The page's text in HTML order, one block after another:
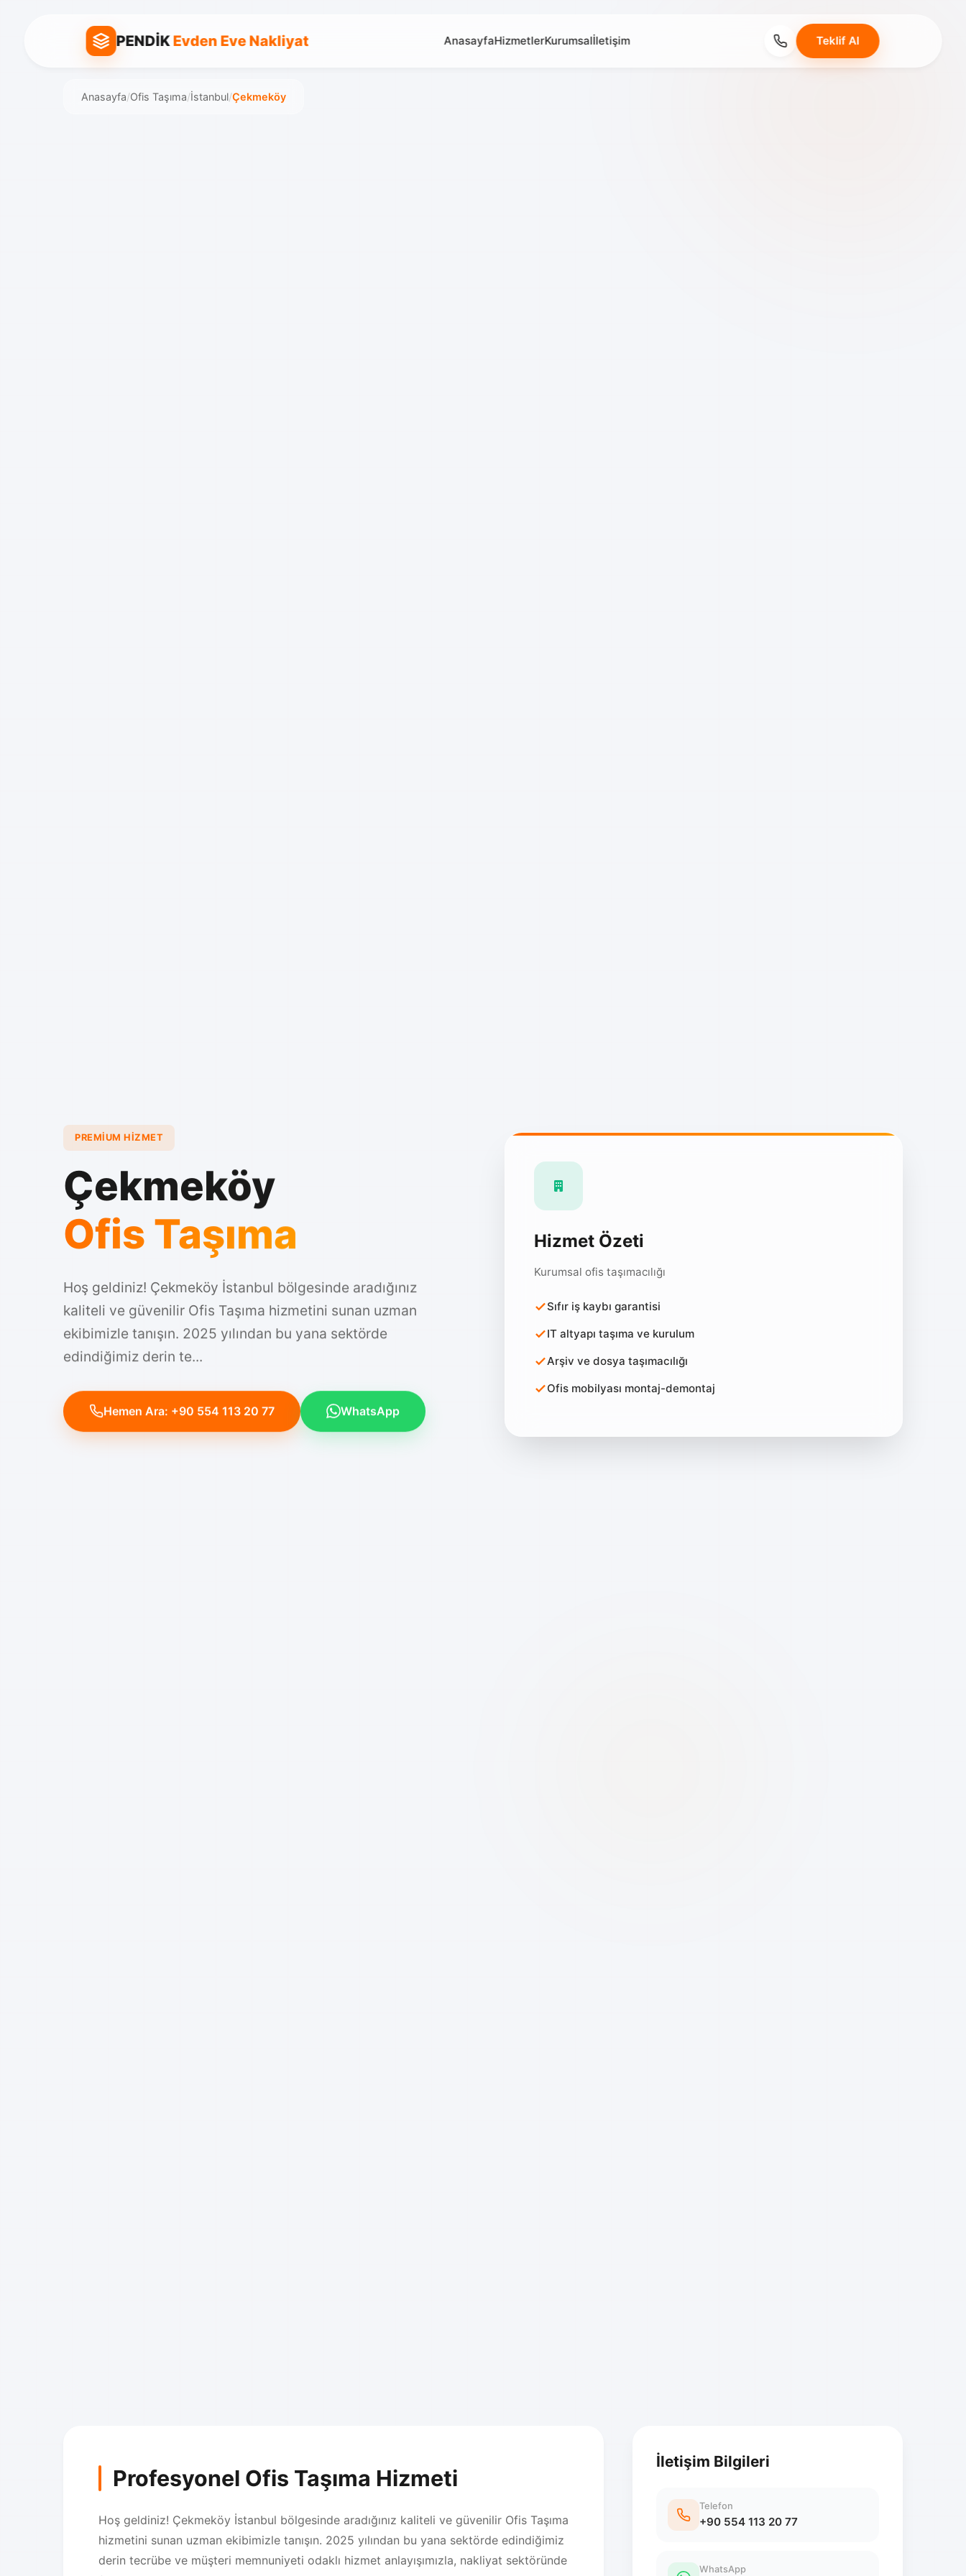
PENDİKEvden Eve Nakliyat AnasayfaHizmetlerKurumsalİletişim Teklif Al
Anasayfa/Ofis Taşıma/İstanbul/Çekmeköy
PREMIUM HIZMET
Çekmeköy
Ofis Taşıma
Hoş geldiniz! Çekmeköy İstanbul bölgesinde aradığınız
kaliteli ve güvenilir Ofis Taşıma hizmetini sunan uzman
ekibimizle tanışın. 2025 yılından bu yana sektörde
edindiğimiz derin te...
Hemen Ara: +90 554 113 20 77 WhatsApp
Hizmet Özeti
Kurumsal ofis taşımacılığı
Sıfır iş kaybı garantisi
IT altyapı taşıma ve kurulum
Arşiv ve dosya taşımacılığı
Ofis mobilyası montaj-demontaj
Profesyonel Ofis Taşıma Hizmeti
Hoş geldiniz! Çekmeköy İstanbul bölgesinde aradığınız kaliteli ve güvenilir Ofis Taşıma
hizmetini sunan uzman ekibimizle tanışın. 2025 yılından bu yana sektörde edindiğimiz
derin tecrübe ve müşteri memnuniyeti odaklı hizmet anlayışımızla, nakliyat sektöründe
İletişim Bilgileri
Telefon
+90 554 113 20 77
WhatsApp